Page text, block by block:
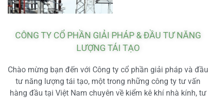
CÔNG TY CỔ PHẦN GIẢI PHÁP & ĐẦU TƯ NĂNG
LƯỢNG TÁI TẠO
Chào mừng bạn đến với Công ty cổ phần giải pháp và đầu
tư năng lượng tái tạo, một trong những công ty tư vấn
hàng đầu tại Việt Nam chuyên về kiểm kê khí nhà kính, tư